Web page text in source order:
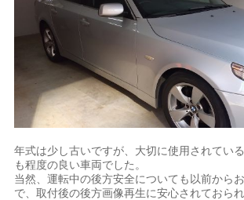
年式は少し古いですが、大切に使用されてい
も程度の良い車両でした。
当然、運転中の後方安全についても以前から
で、取付後の後方画像再生に安心されておられ